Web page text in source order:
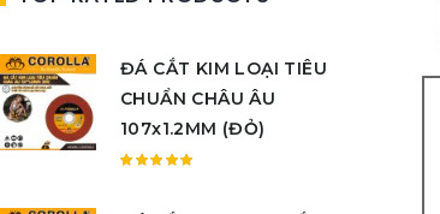
ĐÁ CẮT KIM LOẠI TIÊU
CHUẨN CHÂU ÂU
107x1.2MM (ĐỎ)